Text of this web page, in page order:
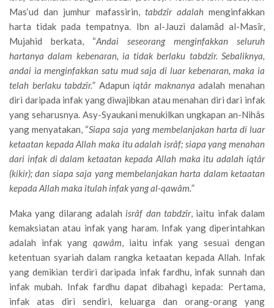
Mas‘ud dan jumhur mafassirin, tabdzîr adalahmenginfakkan
harta tidak pada tempatnya. Ibn al-Jauzi dalamâd al-Masîr,
Mujahid berkata, “Andai seseorang menginfakkan seluruh
hartanya dalam kebenaran, ia tidak berlaku tabdzîr. Sebaliknya,
andai ia menginfakkan satu mud saja di luar kebenaran, maka ia
telah berlaku tabdzîr.” Ada­pun iqtâr maknanyaadalah menahan
diri daripada infak yang diwajibkan atau menahan diri dari infak
yang seharusnya. Asy-Syaukani menukilkan ungkapan an-Nihâs
yang menyatakan, “Siapa saja yang membelanjakan harta di luar
ketaatan kepada Allah maka itu adalah isrâf; siapa yang menahan
dari infak di dalam ketaatan kepada Allah maka itu adalah iqtâr
(kikir); dan siapa saja yang mem­belanjakan harta dalam ketaatan
kepada Allah maka itu­lah infak yang al-qawâm.”
Maka yang dilarang adalah isrâf dan tabdzîr, iaitu infak dalam
kemaksiatan atau infak yang haram. Infak yang di­perintahkan
adalah infak yang qawâm, iaitu infak yang sesuai dengan
ketentuan syariah dalam rangka ketaatan kepada Allah. Infak
yang demikian terdiri daripada infak fardhu, infak sunnah dan
infak mubah. Infak fardhu dapat dibahagi kepada: Pertama,
infak atas diri sendiri, keluarga dan orang-orang yang